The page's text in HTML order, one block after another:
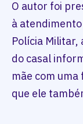
O autor foi
à
Polícia Militar,
do casal
mãe com
que ele